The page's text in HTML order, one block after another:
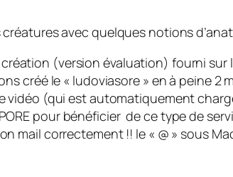
avec quelques notions
création (version évaluation) fourni sur
créé le « ludoviasore » en à peine 2
vidéo (qui est automatiquement
pour bénéficier de ce type de
mail correctement !! le « @ » sous